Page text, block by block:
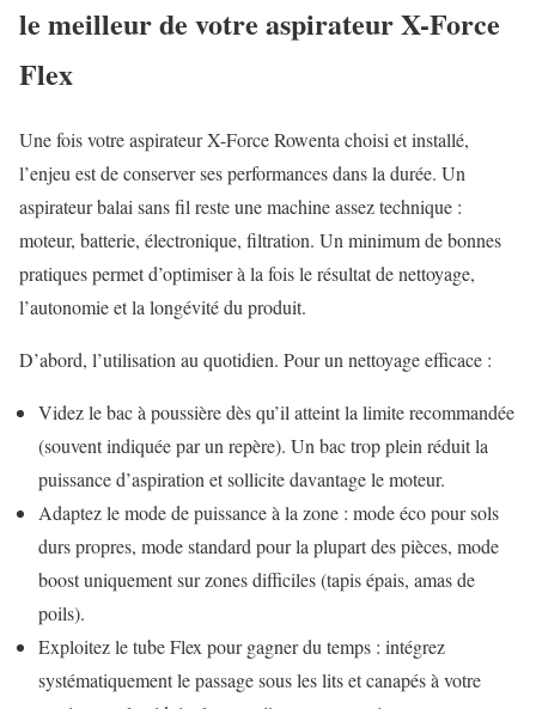
le meilleur de votre aspirateur X-Force
Flex
Une fois votre aspirateur X-Force Rowenta choisi et installé,
l’enjeu est de conserver ses performances dans la durée. Un
aspirateur balai sans fil reste une machine assez technique :
moteur, batterie, électronique, filtration. Un minimum de bonnes
pratiques permet d’optimiser à la fois le résultat de nettoyage,
l’autonomie et la longévité du produit.
D’abord, l’utilisation au quotidien. Pour un nettoyage efficace :
Videz le bac à poussière dès qu’il atteint la limite recommandée
(souvent indiquée par un repère). Un bac trop plein réduit la
puissance d’aspiration et sollicite davantage le moteur.
Adaptez le mode de puissance à la zone : mode éco pour sols
durs propres, mode standard pour la plupart des pièces, mode
boost uniquement sur zones difficiles (tapis épais, amas de
poils).
Exploitez le tube Flex pour gagner du temps : intégrez
systématiquement le passage sous les lits et canapés à votre